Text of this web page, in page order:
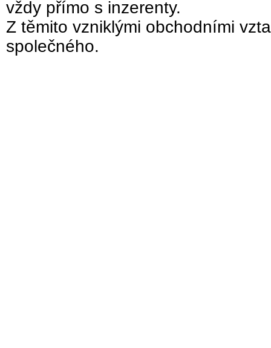
vždy přímo s inzerenty.
Z těmito vzniklými obchodními
společného.